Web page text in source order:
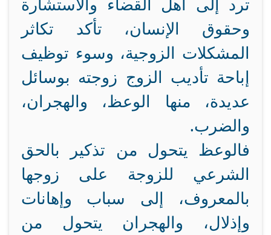
وحقوق الإنسان، تأكد تكاثر
المشكلات الزوجية، وسوء توظيف
إباحة تأديب الزوج زوجته بوسائل
عديدة، منها الوعظ، والهجران،
والضرب.
فالوعظ يتحول من تذكير بالحق
الشرعي للزوجة على زوجها
بالمعروف، إلى سباب وإهانات
وإذلال، والهجران يتحول من